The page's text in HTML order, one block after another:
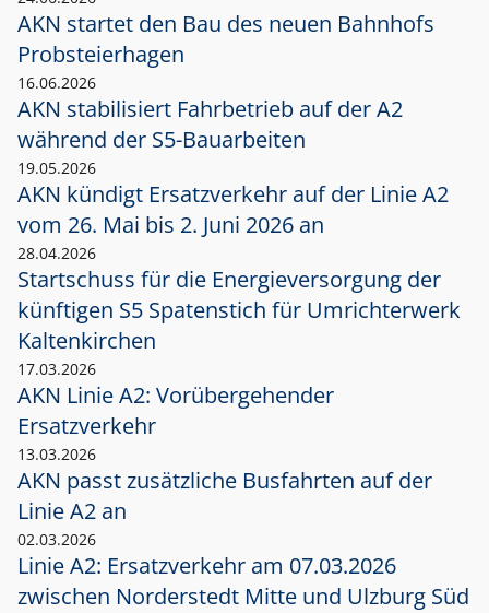
AKN startet den Bau des neuen Bahnhofs
Probsteierhagen
16.06.2026
AKN stabilisiert Fahrbetrieb auf der A2
während der S5-Bauarbeiten
19.05.2026
AKN kündigt Ersatzverkehr auf der Linie A2
vom 26. Mai bis 2. Juni 2026 an
28.04.2026
Startschuss für die Energieversorgung der
künftigen S5 Spatenstich für Umrichterwerk
Kaltenkirchen
17.03.2026
AKN Linie A2: Vorübergehender
Ersatzverkehr
13.03.2026
AKN passt zusätzliche Busfahrten auf der
Linie A2 an
02.03.2026
Linie A2: Ersatzverkehr am 07.03.2026
zwischen Norderstedt Mitte und Ulzburg Süd